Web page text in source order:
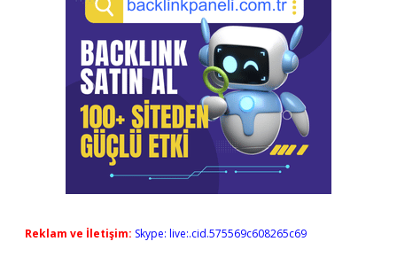
Reklam ve İletişim: Skype: live:.cid.575569c608265c69